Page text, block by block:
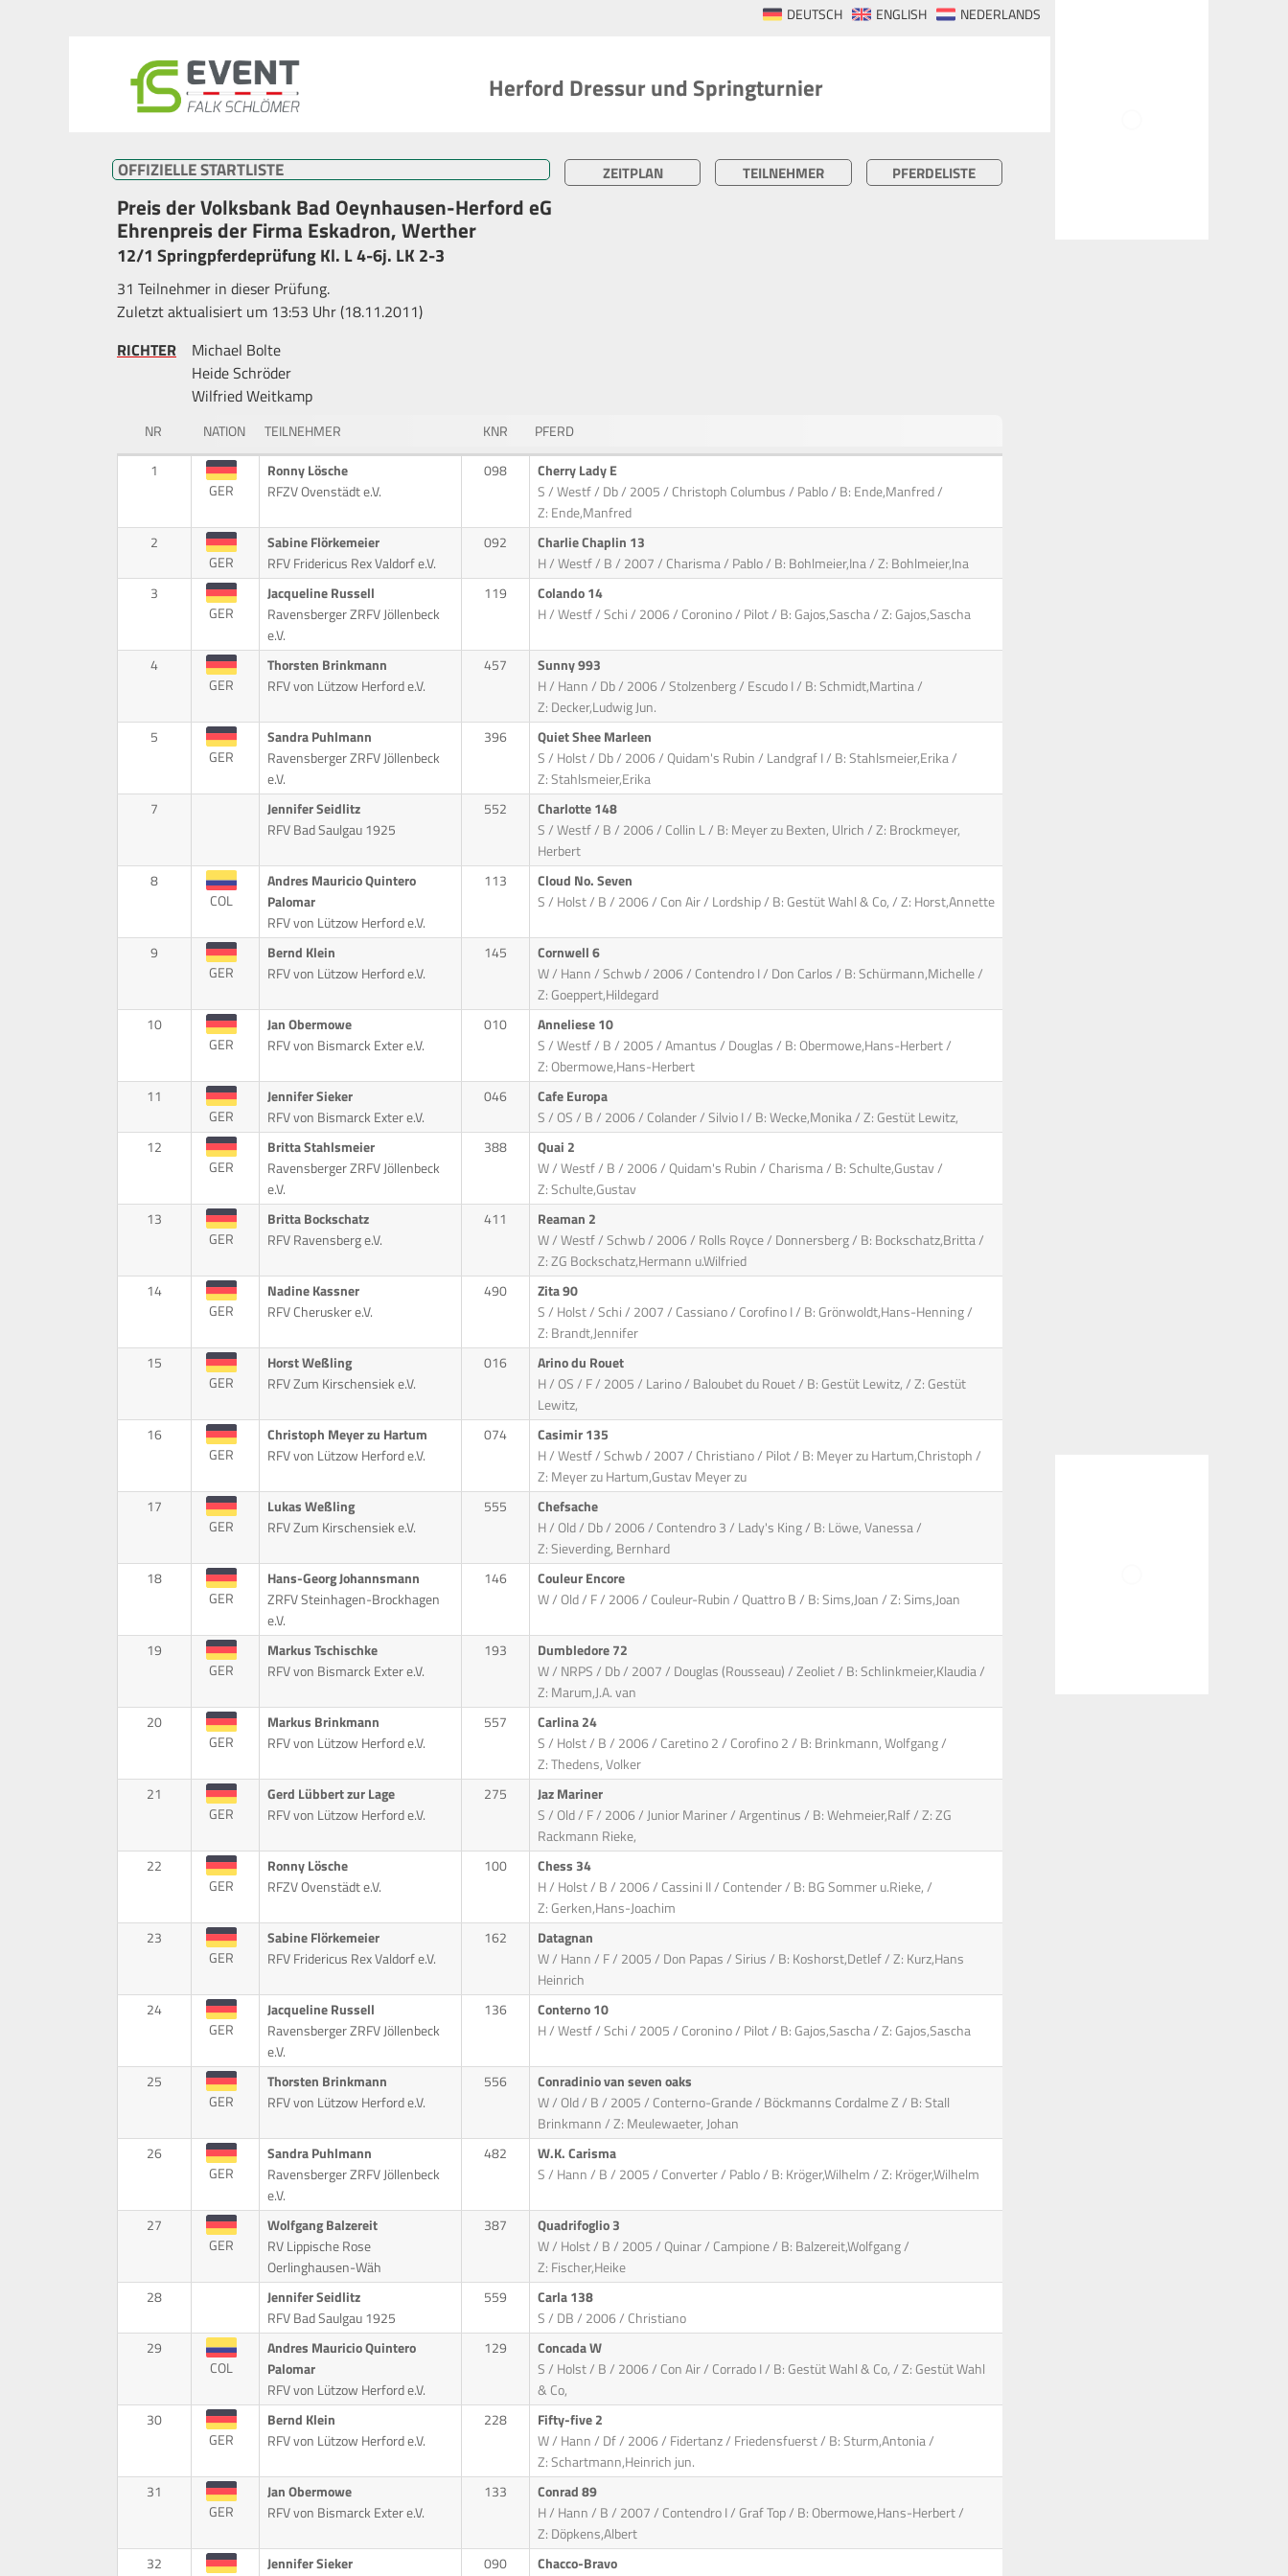
NEDERLANDS
ENGLISH
DEUTSCH
Herford Dressur und Springturnier
OFFIZIELLE STARTLISTE ZEITPLAN TEILNEHMER PFERDELISTE
Preis der Volksbank Bad Oeynhausen-Herford eG
Ehrenpreis der Firma Eskadron, Werther
12/1 Springpferdeprüfung Kl. L 4-6j. LK 2-3
31 Teilnehmer in dieser Prüfung.
Zuletzt aktualisiert um 13:53 Uhr (18.11.2011)
RICHTER
Michael Bolte
Heide Schröder
Wilfried Weitkamp
NR NATION TEILNEHMER KNR PFERD
1
GER
Ronny Lösche
RFZV Ovenstädt e.V.
098
Cherry Lady E
S / Westf / Db / 2005 / Christoph Columbus / Pablo / B: Ende,Manfred /
Z: Ende,Manfred
2
GER
Sabine Flörkemeier
RFV Fridericus Rex Valdorf e.V.
092
Charlie Chaplin 13
H / Westf / B / 2007 / Charisma / Pablo / B: Bohlmeier,Ina / Z: Bohlmeier,Ina
3
GER
Jacqueline Russell
Ravensberger ZRFV Jöllenbeck
e.V.
119
Colando 14
H / Westf / Schi / 2006 / Coronino / Pilot / B: Gajos,Sascha / Z: Gajos,Sascha
4
GER
Thorsten Brinkmann
RFV von Lützow Herford e.V.
457
Sunny 993
H / Hann / Db / 2006 / Stolzenberg / Escudo I / B: Schmidt,Martina /
Z: Decker,Ludwig Jun.
5
GER
Sandra Puhlmann
Ravensberger ZRFV Jöllenbeck
e.V.
396
Quiet Shee Marleen
S / Holst / Db / 2006 / Quidam's Rubin / Landgraf I / B: Stahlsmeier,Erika /
Z: Stahlsmeier,Erika
7
Jennifer Seidlitz
RFV Bad Saulgau 1925
552
Charlotte 148
S / Westf / B / 2006 / Collin L / B: Meyer zu Bexten, Ulrich / Z: Brockmeyer,
Herbert
8
COL
Andres Mauricio Quintero
Palomar
RFV von Lützow Herford e.V.
113
Cloud No. Seven
S / Holst / B / 2006 / Con Air / Lordship / B: Gestüt Wahl & Co, / Z: Horst,Annette
9
GER
Bernd Klein
RFV von Lützow Herford e.V.
145
Cornwell 6
W / Hann / Schwb / 2006 / Contendro I / Don Carlos / B: Schürmann,Michelle /
Z: Goeppert,Hildegard
10
GER
Jan Obermowe
RFV von Bismarck Exter e.V.
010
Anneliese 10
S / Westf / B / 2005 / Amantus / Douglas / B: Obermowe,Hans-Herbert /
Z: Obermowe,Hans-Herbert
11
GER
Jennifer Sieker
RFV von Bismarck Exter e.V.
046
Cafe Europa
S / OS / B / 2006 / Colander / Silvio I / B: Wecke,Monika / Z: Gestüt Lewitz,
12
GER
Britta Stahlsmeier
Ravensberger ZRFV Jöllenbeck
e.V.
388
Quai 2
W / Westf / B / 2006 / Quidam's Rubin / Charisma / B: Schulte,Gustav /
Z: Schulte,Gustav
13
GER
Britta Bockschatz
RFV Ravensberg e.V.
411
Reaman 2
W / Westf / Schwb / 2006 / Rolls Royce / Donnersberg / B: Bockschatz,Britta /
Z: ZG Bockschatz,Hermann u.Wilfried
14
GER
Nadine Kassner
RFV Cherusker e.V.
490
Zita 90
S / Holst / Schi / 2007 / Cassiano / Corofino I / B: Grönwoldt,Hans-Henning /
Z: Brandt,Jennifer
15
GER
Horst Weßling
RFV Zum Kirschensiek e.V.
016
Arino du Rouet
H / OS / F / 2005 / Larino / Baloubet du Rouet / B: Gestüt Lewitz, / Z: Gestüt
Lewitz,
16
GER
Christoph Meyer zu Hartum
RFV von Lützow Herford e.V.
074
Casimir 135
H / Westf / Schwb / 2007 / Christiano / Pilot / B: Meyer zu Hartum,Christoph /
Z: Meyer zu Hartum,Gustav Meyer zu
17
GER
Lukas Weßling
RFV Zum Kirschensiek e.V.
555
Chefsache
H / Old / Db / 2006 / Contendro 3 / Lady's King / B: Löwe, Vanessa /
Z: Sieverding, Bernhard
18
GER
Hans-Georg Johannsmann
ZRFV Steinhagen-Brockhagen
e.V.
146
Couleur Encore
W / Old / F / 2006 / Couleur-Rubin / Quattro B / B: Sims,Joan / Z: Sims,Joan
19
GER
Markus Tschischke
RFV von Bismarck Exter e.V.
193
Dumbledore 72
W / NRPS / Db / 2007 / Douglas (Rousseau) / Zeoliet / B: Schlinkmeier,Klaudia /
Z: Marum,J.A. van
20
GER
Markus Brinkmann
RFV von Lützow Herford e.V.
557
Carlina 24
S / Holst / B / 2006 / Caretino 2 / Corofino 2 / B: Brinkmann, Wolfgang /
Z: Thedens, Volker
21
GER
Gerd Lübbert zur Lage
RFV von Lützow Herford e.V.
275
Jaz Mariner
S / Old / F / 2006 / Junior Mariner / Argentinus / B: Wehmeier,Ralf / Z: ZG
Rackmann Rieke,
22
GER
Ronny Lösche
RFZV Ovenstädt e.V.
100
Chess 34
H / Holst / B / 2006 / Cassini II / Contender / B: BG Sommer u.Rieke, /
Z: Gerken,Hans-Joachim
23
GER
Sabine Flörkemeier
RFV Fridericus Rex Valdorf e.V.
162
Datagnan
W / Hann / F / 2005 / Don Papas / Sirius / B: Koshorst,Detlef / Z: Kurz,Hans
Heinrich
24
GER
Jacqueline Russell
Ravensberger ZRFV Jöllenbeck
e.V.
136
Conterno 10
H / Westf / Schi / 2005 / Coronino / Pilot / B: Gajos,Sascha / Z: Gajos,Sascha
25
GER
Thorsten Brinkmann
RFV von Lützow Herford e.V.
556
Conradinio van seven oaks
W / Old / B / 2005 / Conterno-Grande / Böckmanns Cordalme Z / B: Stall
Brinkmann / Z: Meulewaeter, Johan
26
GER
Sandra Puhlmann
Ravensberger ZRFV Jöllenbeck
e.V.
482
W.K. Carisma
S / Hann / B / 2005 / Converter / Pablo / B: Kröger,Wilhelm / Z: Kröger,Wilhelm
27
GER
Wolfgang Balzereit
RV Lippische Rose
Oerlinghausen-Wäh
387
Quadrifoglio 3
W / Holst / B / 2005 / Quinar / Campione / B: Balzereit,Wolfgang /
Z: Fischer,Heike
28
Jennifer Seidlitz
RFV Bad Saulgau 1925
559
Carla 138
S / DB / 2006 / Christiano
29
COL
Andres Mauricio Quintero
Palomar
RFV von Lützow Herford e.V.
129
Concada W
S / Holst / B / 2006 / Con Air / Corrado I / B: Gestüt Wahl & Co, / Z: Gestüt Wahl
& Co,
30
GER
Bernd Klein
RFV von Lützow Herford e.V.
228
Fifty-five 2
W / Hann / Df / 2006 / Fidertanz / Friedensfuerst / B: Sturm,Antonia /
Z: Schartmann,Heinrich jun.
31
GER
Jan Obermowe
RFV von Bismarck Exter e.V.
133
Conrad 89
H / Hann / B / 2007 / Contendro I / Graf Top / B: Obermowe,Hans-Herbert /
Z: Döpkens,Albert
32
Jennifer Sieker
090
Chacco-Bravo